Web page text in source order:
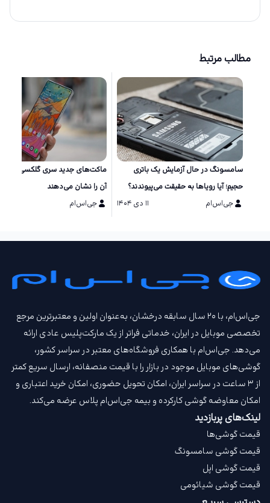
مطالب مرتبط
سامسونگ در حال آزمایش یک باتری
حجیم؛ آیا رویاها به حقیقت می‌پیوندند؟
جی‌اس‌ام
۱۱ دی ۱۴۰۴
آن را نشان می‌دهند
جی‌اس‌ام
جی‌اس‌ام، با ۲۰ سال سابقه درخشان، به‌عنوان اولین و معتبرترین مرجع
تخصصی موبایل در ایران، خدماتی فراتر از یک مارکت‌پلیس عادی ارائه
می‌دهد. جی‌اس‌ام با همکاری فروشگاه‌های معتبر در سراسر کشور،
گوشی‌های موبایل موجود در بازار را با قیمت‌ منصفانه، ارسال سریع کمتر
از ۳ ساعت در سراسر ایران، امکان تحویل حضوری، امکان خرید اعتباری و
امکان معاوضه گوشی کارکرده و بیمه جی‌اس‌ام‌ پلاس عرضه می‌کند.
لینک‌های پربازدید
قیمت گوشی‌ها
قیمت گوشی سامسونگ
قیمت گوشی اپل
قیمت گوشی شیائومی